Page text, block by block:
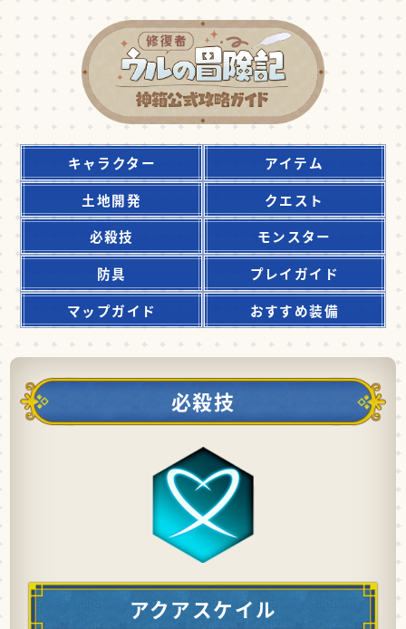
キャラクター
アイテム
土地開発
クエスト
必殺技
モンスター
防具
プレイガイド
マップガイド
おすすめ装備
必殺技
アクアスケイル